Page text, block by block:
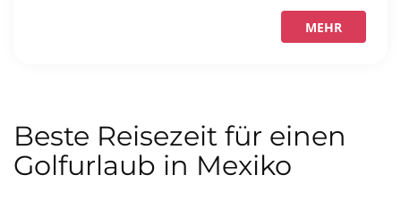
MEHR
Beste Reisezeit für einen
Golfurlaub in Mexiko